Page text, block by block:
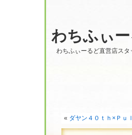
わちふぃ
わちふぃーるど直営店ス
« ダヤン４０ｔｈ×Ｐｕ